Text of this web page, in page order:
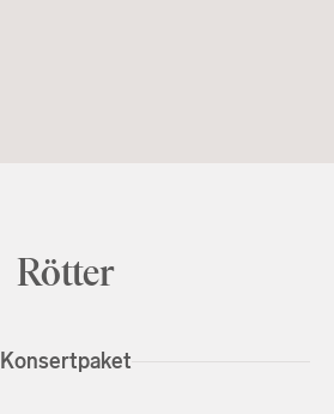
Rötter
Konsertpaket